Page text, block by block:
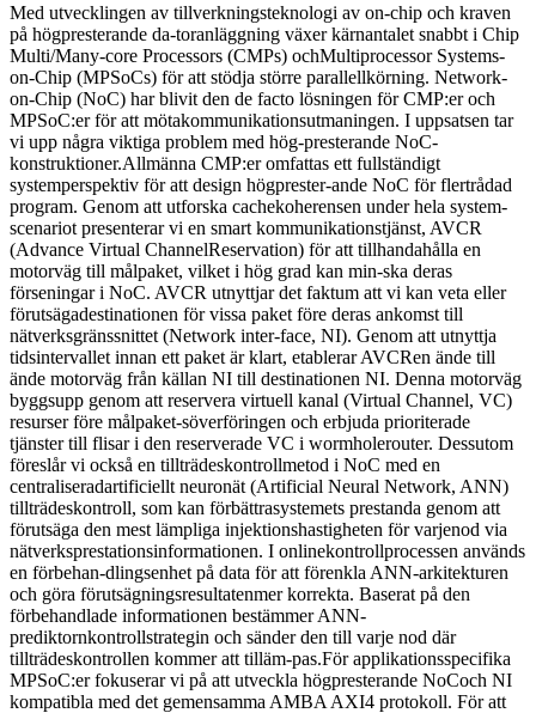
Med utvecklingen av tillverkningsteknologi av on-chip och kraven
på högpresterande da-toranläggning växer kärnantalet snabbt i Chip
Multi/Many-core Processors (CMPs) ochMultiprocessor Systems-
on-Chip (MPSoCs) för att stödja större parallellkörning. Network-
on-Chip (NoC) har blivit den de facto lösningen för CMP:er och
MPSoC:er för att mötakommunikationsutmaningen. I uppsatsen tar
vi upp några viktiga problem med hög-presterande NoC-
konstruktioner.Allmänna CMP:er omfattas ett fullständigt
systemperspektiv för att design högprester-ande NoC för flertrådad
program. Genom att utforska cachekoherensen under hela system-
scenariot presenterar vi en smart kommunikationstjänst, AVCR
(Advance Virtual ChannelReservation) för att tillhandahålla en
motorväg till målpaket, vilket i hög grad kan min-ska deras
förseningar i NoC. AVCR utnyttjar det faktum att vi kan veta eller
förutsägadestinationen för vissa paket före deras ankomst till
nätverksgränssnittet (Network inter-face, NI). Genom att utnyttja
tidsintervallet innan ett paket är klart, etablerar AVCRen ände till
ände motorväg från källan NI till destinationen NI. Denna motorväg
byggsupp genom att reservera virtuell kanal (Virtual Channel, VC)
resurser före målpaket-söverföringen och erbjuda prioriterade
tjänster till flisar i den reserverade VC i wormholerouter. Dessutom
föreslår vi också en tillträdeskontrollmetod i NoC med en
centraliseradartificiellt neuronät (Artificial Neural Network, ANN)
tillträdeskontroll, som kan förbättrasystemets prestanda genom att
förutsäga den mest lämpliga injektionshastigheten för varjenod via
nätverksprestationsinformationen. I onlinekontrollprocessen används
en förbehan-dlingsenhet på data för att förenkla ANN-arkitekturen
och göra förutsägningsresultatenmer korrekta. Baserat på den
förbehandlade informationen bestämmer ANN-
prediktornkontrollstrategin och sänder den till varje nod där
tillträdeskontrollen kommer att tilläm-pas.För applikationsspecifika
MPSoC:er fokuserar vi på att utveckla högpresterande NoCoch NI
kompatibla med det gemensamma AMBA AXI4 protokoll. För att